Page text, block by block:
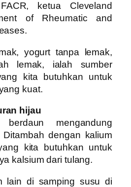
ketua Cleveland
of Rheumatic and
yogurt tanpa lemak,
lemak, ialah sumber
kita butuhkan untuk
kuat.
hijau
mengandung
dengan kalium
kita butuhkan untuk
kalsium dari tulang.
lain di samping susu di